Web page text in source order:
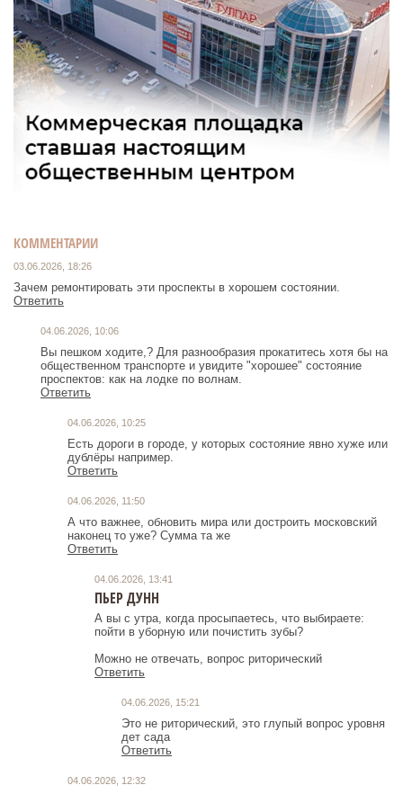
КОММЕНТАРИИ
03.06.2026, 18:26
Зачем ремонтировать эти проспекты в хорошем состоянии.
Ответить
04.06.2026, 10:06
Вы пешком ходите,? Для разнообразия прокатитесь хотя бы на
общественном транспорте и увидите "хорошее" состояние
проспектов: как на лодке по волнам.
Ответить
04.06.2026, 10:25
Есть дороги в городе, у которых состояние явно хуже или
дублёры например.
Ответить
04.06.2026, 11:50
А что важнее, обновить мира или достроить московский
наконец то уже? Сумма та же
Ответить
04.06.2026, 13:41
ПЬЕР ДУНН
А вы с утра, когда просыпаетесь, что выбираете:
пойти в уборную или почистить зубы?
Можно не отвечать, вопрос риторический
Ответить
04.06.2026, 15:21
Это не риторический, это глупый вопрос уровня
дет сада
Ответить
04.06.2026, 12:32